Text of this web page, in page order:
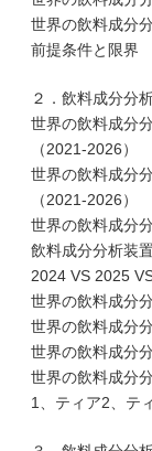
世界の飲料成分
前提条件と限界
２．飲料成分分
世界の飲料成分
（2021-2026）
世界の飲料成分
（2021-2026）
世界の飲料成分
飲料成分分析装
2024 VS 2025
世界の飲料成分
世界の飲料成分
世界の飲料成分
世界の飲料成分
1、ティア2、テ